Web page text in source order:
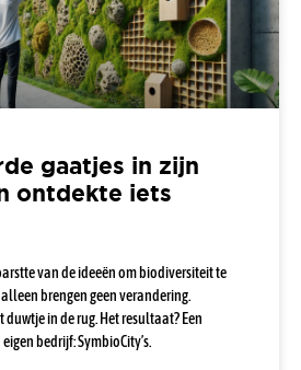
gaatjes in zijn
ontdekte iets
van de ideeën om biodiversiteit te
brengen geen verandering.
in de rug. Het resultaat? Een
bedrijf: SymbioCity’s.